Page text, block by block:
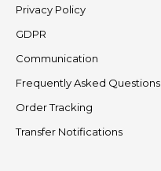
Privacy Policy
GDPR
Communication
Frequently Asked Questions
Order Tracking
Transfer Notifications